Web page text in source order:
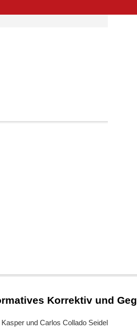
Korrektiv und
und Carlos Collado Seidel